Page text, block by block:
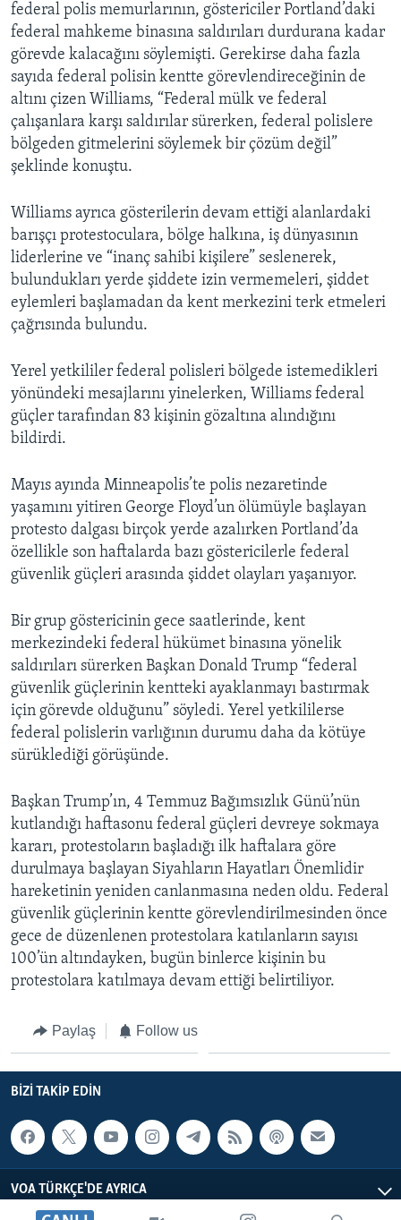
federal polis memurlarının, göstericiler Portland’daki
federal mahkeme binasına saldırıları durdurana kadar
görevde kalacağını söylemişti. Gerekirse daha fazla
sayıda federal polisin kentte görevlendireceğinin de
altını çizen Williams, “Federal mülk ve federal
çalışanlara karşı saldırılar sürerken, federal polislere
bölgeden gitmelerini söylemek bir çözüm değil”
şeklinde konuştu.
Williams ayrıca gösterilerin devam ettiği alanlardaki
barışçı protestoculara, bölge halkına, iş dünyasının
liderlerine ve “inanç sahibi kişilere” seslenerek,
bulundukları yerde şiddete izin vermemeleri, şiddet
eylemleri başlamadan da kent merkezini terk etmeleri
çağrısında bulundu.
Yerel yetkililer federal polisleri bölgede istemedikleri
yönündeki mesajlarını yinelerken, Williams federal
güçler tarafından 83 kişinin gözaltına alındığını
bildirdi.
Mayıs ayında Minneapolis’te polis nezaretinde
yaşamını yitiren George Floyd’un ölümüyle başlayan
protesto dalgası birçok yerde azalırken Portland’da
özellikle son haftalarda bazı göstericilerle federal
güvenlik güçleri arasında şiddet olayları yaşanıyor.
Bir grup göstericinin gece saatlerinde, kent
merkezindeki federal hükümet binasına yönelik
saldırıları sürerken Başkan Donald Trump “federal
güvenlik güçlerinin kentteki ayaklanmayı bastırmak
için görevde olduğunu” söyledi. Yerel yetkililerse
federal polislerin varlığının durumu daha da kötüye
sürüklediği görüşünde.
Başkan Trump’ın, 4 Temmuz Bağımsızlık Günü’nün
kutlandığı haftasonu federal güçleri devreye sokmaya
kararı, protestoların başladığı ilk haftalara göre
durulmaya başlayan Siyahların Hayatları Önemlidir
hareketinin yeniden canlanmasına neden oldu. Federal
güvenlik güçlerinin kentte görevlendirilmesinden önce
gece de düzenlenen protestolara katılanların sayısı
100’ün altındayken, bugün binlerce kişinin bu
protestolara katılmaya devam ettiği belirtiliyor.
Paylaş Follow us
BIZI TAKIP EDIN
VOA TÜRKÇE'DE AYRICA